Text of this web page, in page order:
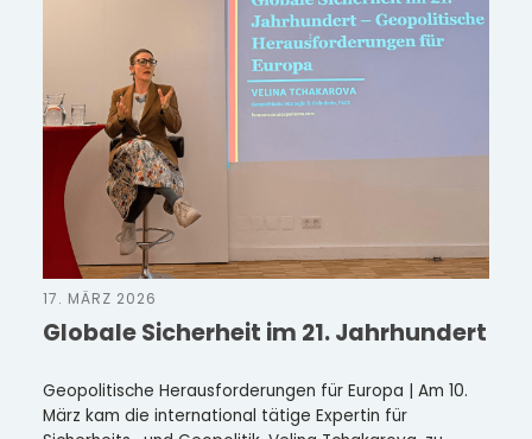
17. MÄRZ 2026
Globale Sicherheit im 21. Jahrhundert
Geopolitische Herausforderungen für Europa | Am 10.
März kam die international tätige Expertin für